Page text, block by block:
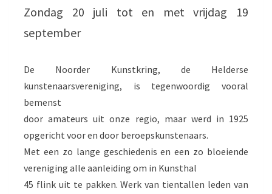
Zondag 20 juli tot en met vrijdag 19
september
De Noorder Kunstkring, de Helderse
kunstenaarsvereniging, is tegenwoordig vooral
bemenst
door amateurs uit onze regio, maar werd in 1925
opgericht voor en door beroepskunstenaars.
Met een zo lange geschiedenis en een zo bloeiende
vereniging alle aanleiding om in Kunsthal
45 flink uit te pakken. Werk van tientallen leden van